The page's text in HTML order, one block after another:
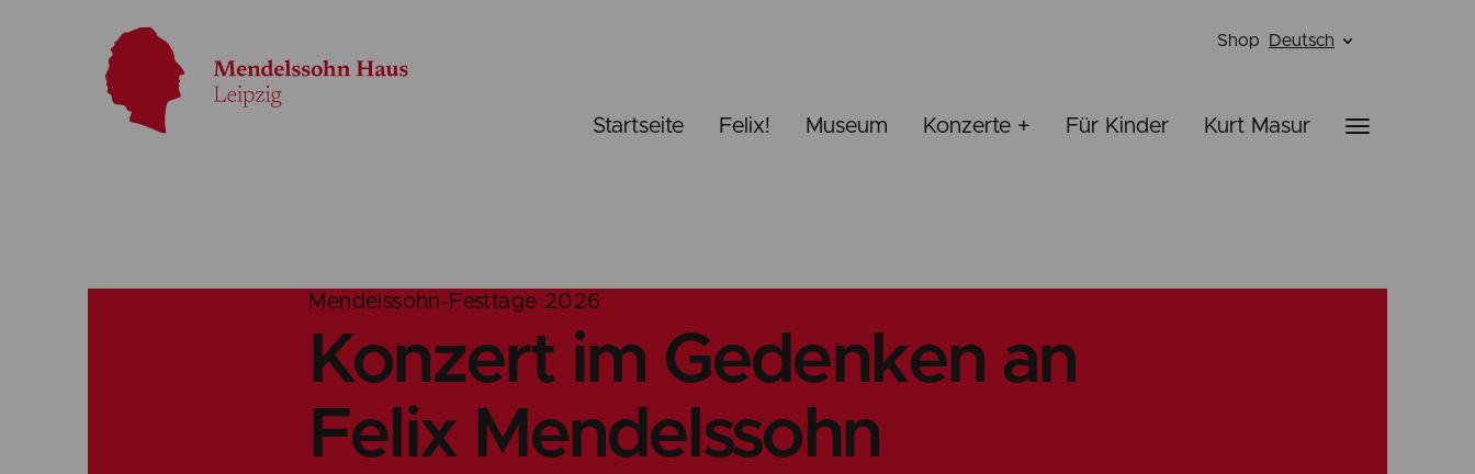
Startseite Felix! Museum Konzerte + Für Kinder Kurt Masur
Shop Deutsch
Mendelssohn-Festtage 2026
Konzert im Gedenken an
Felix Mendelssohn